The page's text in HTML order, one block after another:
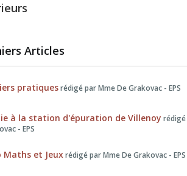
Articles
pratiquesrédigé par Mme De Grakovac - EPS
à la station d'épuration de Villenoy rédigé
- EPS
Maths et Jeuxrédigé par Mme De Grakovac - EPS